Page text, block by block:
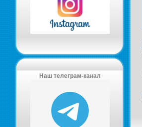
Наш телеграм-канал